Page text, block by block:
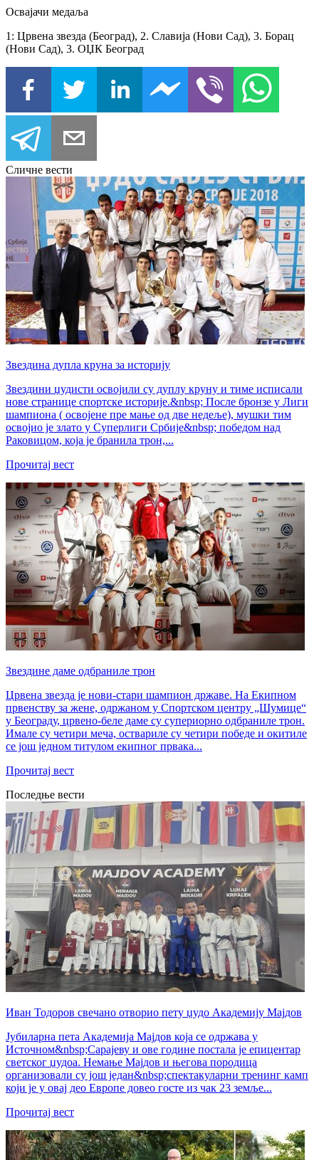
Освајачи медаља
1: Црвена звезда (Београд), 2. Славија (Нови Сад), 3. Борац
(Нови Сад), 3. ОЏК Београд
Сличне вести
Звездина дупла круна за историју
Звездини џудисти освојили су дуплу круну и тиме исписали
нове странице спортске историје.&nbsp; После бронзе у Лиги
шампиона ( освојене пре мање од две недеље), мушки тим
освојио је злато у Суперлиги Србије&nbsp; победом над
Раковицом, која је бранила трон,...
Прочитај вест
Звездине даме одбраниле трон
Црвена звезда је нови-стари шампион државе. На Екипном
првенству за жене, одржаном у Спортском центру „Шумице“
у Београду, црвено-беле даме су супериорно одбраниле трон.
Имале су четири меча, оствариле су четири победе и окитиле
се још једном титулом екипног првака...
Прочитај вест
Последње вести
Иван Тодоров свечано отворио пету џудо Академију Мајдов
Јубиларна пета Академија Мајдов која се одржава у
Источном&nbsp;Сарајеву и ове године постала је епицентар
светског џудоа. Немање Мајдов и његова породица
организовали су још један&nbsp;спектакуларни тренинг камп
који је у овај део Европе довео госте из чак 23 земље...
Прочитај вест